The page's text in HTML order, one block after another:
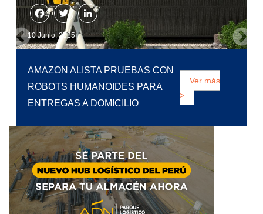
Facebook
Twitter
LinkedIn
6 Junio, 2025
NUEVO IMPULSO AL TREN
BIOCEÁNICO: PIURA BUSCA
CONECTAR ASIA Y SUDAMÉRICA
Ver más
>